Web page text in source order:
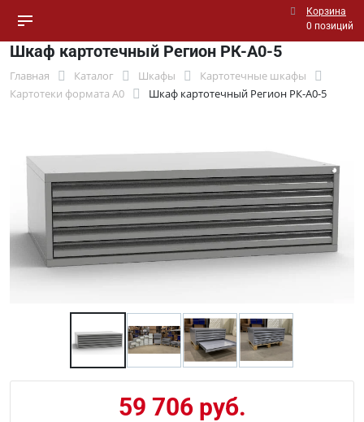
Корзина
0 позиций
Шкаф картотечный Регион РК-А0-5
Главная Каталог Шкафы
Картотечные шкафы
Картотеки формата А0
Шкаф картотечный Регион РК-А0-5
59 706 руб.